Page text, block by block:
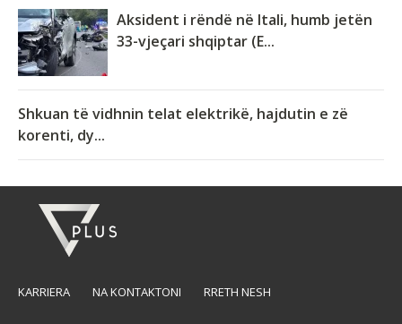
Aksident i rëndë në Itali, humb jetën
33-vjeçari shqiptar (E...
Shkuan të vidhnin telat elektrikë, hajdutin e zë
korenti, dy...
KARRIERA NA KONTAKTONI RRETH NESH